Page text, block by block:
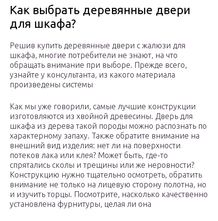
Как выбрать деревянные двери
для шкафа?
Решив купить деревянные двери с жалюзи для
шкафа, многие потребители не знают, на что
обращать внимание при выборе. Прежде всего,
узнайте у консультанта, из какого материала
произведены системы
Как мы уже говорили, самые лучшие конструкции
изготовляются из хвойной древесины. Дверь для
шкафа из дерева такой породы можно распознать по
характерному запаху. Также обратите внимание на
внешний вид изделия: нет ли на поверхности
потеков лака или клея? Может быть, где-то
спрятались сколы и трещины или же неровности?
Конструкцию нужно тщательно осмотреть, обратить
внимание не только на лицевую сторону полотна, но
и изучить торцы. Посмотрите, насколько качественно
установлена фурнитуры, целая ли она